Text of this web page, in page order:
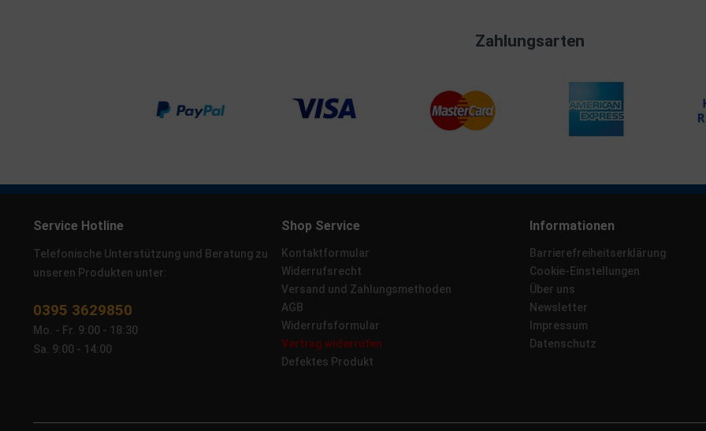
Zahlungsarten
Service Hotline
Telefonische Unterstützung und Beratung zu
unseren Produkten unter:
0395 3629850
Mo. - Fr. 9:00 - 18:30
Sa. 9:00 - 14:00
Shop Service
Kontaktformular
Widerrufsrecht
Versand und Zahlungsmethoden
AGB
Widerrufsformular
Vertrag widerrufen
Defektes Produkt
Informationen
Barrierefreiheitserklärung
Cookie-Einstellungen
Über uns
Newsletter
Impressum
Datenschutz